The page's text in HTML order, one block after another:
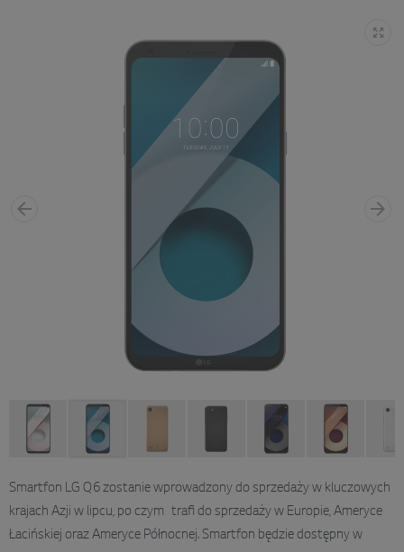
Smartfon LG Q6 zostanie wprowadzony do sprzedaży w kluczowych
krajach Azji w lipcu, po czym trafi do sprzedaży w Europie, Ameryce
Łacińskiej oraz Ameryce Północnej. Smartfon będzie dostępny w